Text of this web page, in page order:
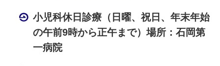
小児科休日診療（日曜、祝日、年末年始
の午前9時から正午まで）場所：石岡第
一病院